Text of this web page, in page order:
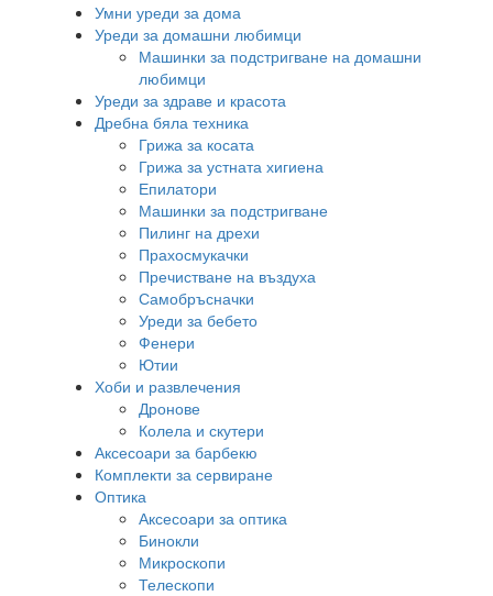
Умни уреди за дома
Уреди за домашни любимци
Машинки за подстригване на домашни
любимци
Уреди за здраве и красота
Дребна бяла техника
Грижа за косата
Грижа за устната хигиена
Епилатори
Машинки за подстригване
Пилинг на дрехи
Прахосмукачки
Пречистване на въздуха
Самобръсначки
Уреди за бебето
Фенери
Ютии
Хоби и развлечения
Дронове
Колела и скутери
Аксесоари за барбекю
Комплекти за сервиране
Оптика
Аксесоари за оптика
Бинокли
Микроскопи
Телескопи